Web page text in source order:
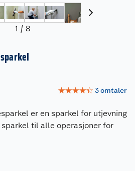
1 / 8
☆☆☆☆☆ 3omtaler
er en sparkel for utjevning
sparkel til alle operasjoner for